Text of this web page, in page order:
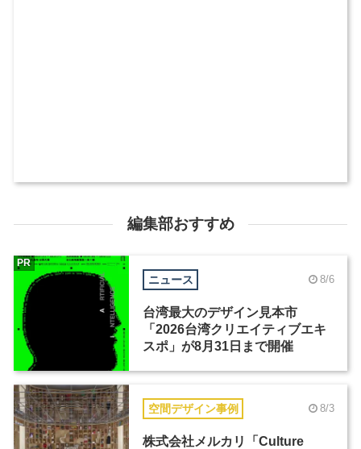
編集部おすすめ
ニュース 8/6
台湾最大のデザイン見本市
「2026台湾クリエイティブエキ
スポ」が8月31日まで開催
PR
空間デザイン事例 8/3
株式会社メルカリ「Culture